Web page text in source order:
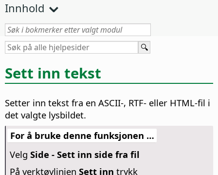
Innhold
Sett inn tekst
Setter inn tekst fra en ASCII-, RTF- eller HTML-fil i
det valgte lysbildet.
For å bruke denne funksjonen …
Velg Side - Sett inn side fra fil
På verktøylinjen Sett inn trykk